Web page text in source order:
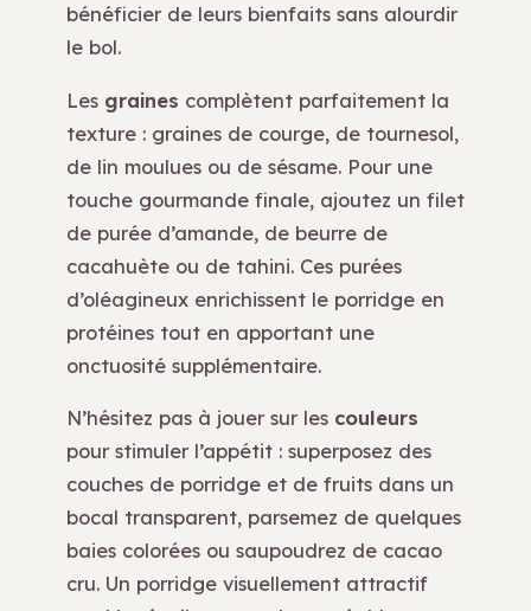
bénéficier de leurs bienfaits sans alourdir
le bol.
Les graines complètent parfaitement la
texture : graines de courge, de tournesol,
de lin moulues ou de sésame. Pour une
touche gourmande finale, ajoutez un filet
de purée d’amande, de beurre de
cacahuète ou de tahini. Ces purées
d’oléagineux enrichissent le porridge en
protéines tout en apportant une
onctuosité supplémentaire.
N’hésitez pas à jouer sur les couleurs
pour stimuler l’appétit : superposez des
couches de porridge et de fruits dans un
bocal transparent, parsemez de quelques
baies colorées ou saupoudrez de cacao
cru. Un porridge visuellement attractif